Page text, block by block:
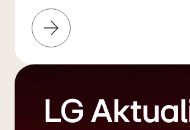
Weitere
Informationen
LG